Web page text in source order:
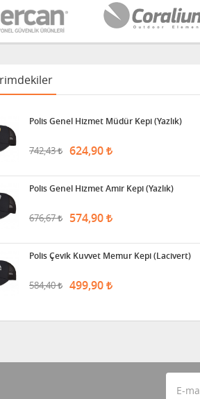
Polis Genel Hizmet Müdür Kepi (Yazlık)
742,43 624,90
Polis Genel Hizmet Amir Kepi (Yazlık)
676,67 574,90
Polis Çevik Kuvvet Memur Kepi (Lacivert)
584,40 499,90